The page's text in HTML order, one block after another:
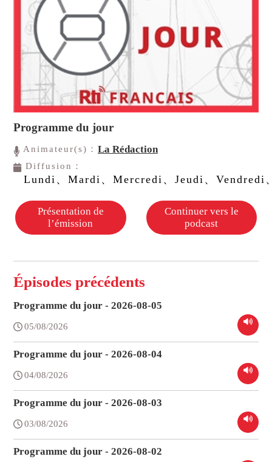
Programme du jour
Animateur(s)：La Rédaction
Diffusion：
Lundi、Mardi、Mercredi、Jeudi、Vendredi
Présentation de
l’émission
Continuer vers le
podcast
Épisodes précédents
Programme du jour - 2026-08-05
05/08/2026
Programme du jour - 2026-08-04
04/08/2026
Programme du jour - 2026-08-03
03/08/2026
Programme du jour - 2026-08-02